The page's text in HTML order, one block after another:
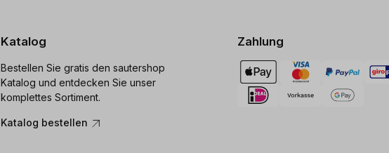
Katalog
Bestellen Sie gratis den sautershop
Katalog und entdecken Sie unser
komplettes Sortiment.
Katalog bestellen
Zahlung